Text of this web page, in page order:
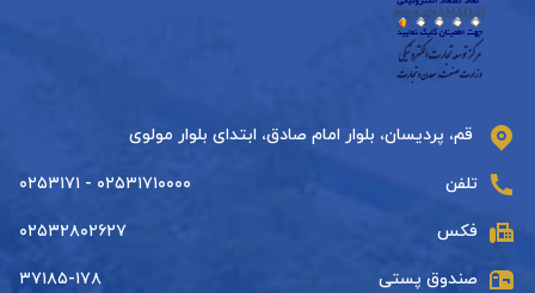
قم، پردیسان، بلوار امام صادق، ابتدای بلوار مولوی
تلفن ۰۲۵۳۱۷۱۰۰۰۰ - ۰۲۵۳۱۷۱
فکس ۰۲۵۳۲۸۰۲۶۲۷
صندوق پستی ۳۷۱۸۵-۱۷۸